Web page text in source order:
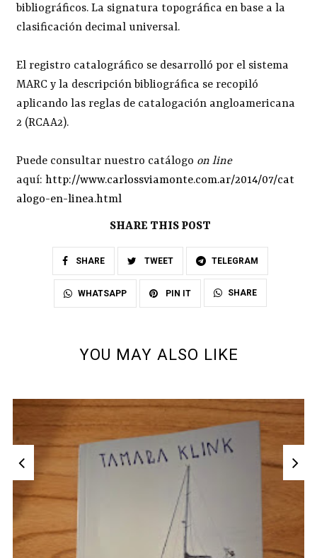
bibliográficos. La signatura topográfica en base a la
clasificación decimal universal.
El registro catalográfico se desarrolló por el sistema
MARC y la descripción bibliográfica se recopiló
aplicando las reglas de catalogación angloamericana
2 (RCAA2).
Puede consultar nuestro catálogo on line
aquí:http://www.carlossviamonte.com.ar/2014/07/cat
alogo-en-linea.html
SHARE THIS POST
SHARE TWEET TELEGRAM
WHATSAPP PIN IT SHARE
YOU MAY ALSO LIKE